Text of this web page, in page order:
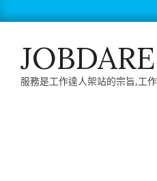
to
服務是工作達人架站的宗旨,